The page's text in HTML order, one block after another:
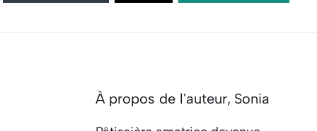
À propos de l'auteur, Sonia